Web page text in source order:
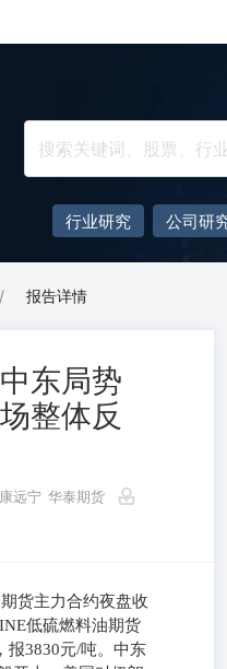
行业研究 公司研
/ 报告详情
东局势
整体反
远宁 华泰期货
货主力合约夜盘收
低硫燃料油期货
报3830元/吨。中东